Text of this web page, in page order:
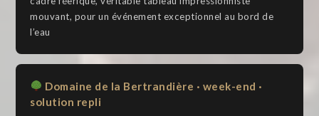
mouvant, pour un événement exceptionnel au bord de
l’eau
Domaine de la Bertrandière · week-end ·
solution repli